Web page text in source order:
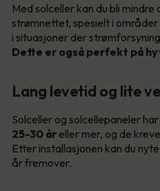
Med solceller kan du bli
strømnettet, spesielt i
i situasjoner der
Dette er også perfekt på
Lang levetid og lite
Solceller og solcellepaneler
25-30 år eller mer, og de
Etter installasjonen kan du
år fremover.